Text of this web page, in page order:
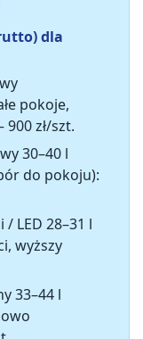
dla
pokoje,
900 zł/szt.
30–40 l
do pokoju):
LED 28–31 l
wyższy
33–44 l